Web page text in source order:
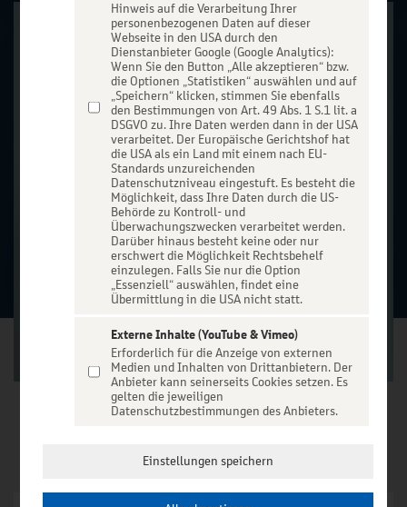
Hinweis auf die Verarbeitung Ihrer
personenbezogenen Daten auf dieser
Webseite in den USA durch den
Dienstanbieter Google (Google Analytics):
Wenn Sie den Button „Alle akzeptieren“ bzw.
die Optionen „Statistiken“ auswählen und auf
„Speichern“ klicken, stimmen Sie ebenfalls
den Bestimmungen von Art. 49 Abs. 1 S.1 lit. a
DSGVO zu. Ihre Daten werden dann in der USA
verarbeitet. Der Europäische Gerichtshof hat
die USA als ein Land mit einem nach EU-
Standards unzureichenden
Datenschutzniveau eingestuft. Es besteht die
Möglichkeit, dass Ihre Daten durch die US-
Behörde zu Kontroll- und
Überwachungszwecken verarbeitet werden.
Darüber hinaus besteht keine oder nur
erschwert die Möglichkeit Rechtsbehelf
einzulegen. Falls Sie nur die Option
„Essenziell“ auswählen, findet eine
Übermittlung in die USA nicht statt.
Externe Inhalte (YouTube & Vimeo)
Erforderlich für die Anzeige von externen
Medien und Inhalten von Drittanbietern. Der
Anbieter kann seinerseits Cookies setzen. Es
gelten die jeweiligen
Datenschutzbestimmungen des Anbieters.
Einstellungen speichern